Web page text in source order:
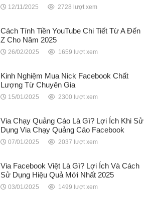
12/11/2025 2728 lượt xem
Cách Tính Tiền YouTube Chi Tiết Từ A Đến
Z Cho Năm 2025
26/02/2025 1659 lượt xem
Kinh Nghiệm Mua Nick Facebook Chất
Lượng Từ Chuyên Gia
15/01/2025 2300 lượt xem
Via Chạy Quảng Cáo Là Gì? Lợi Ích Khi Sử
Dụng Via Chạy Quảng Cáo Facebook
07/01/2025 2037 lượt xem
Via Facebook Việt Là Gì? Lợi Ích Và Cách
Sử Dụng Hiệu Quả Mới Nhất 2025
03/01/2025 1499 lượt xem